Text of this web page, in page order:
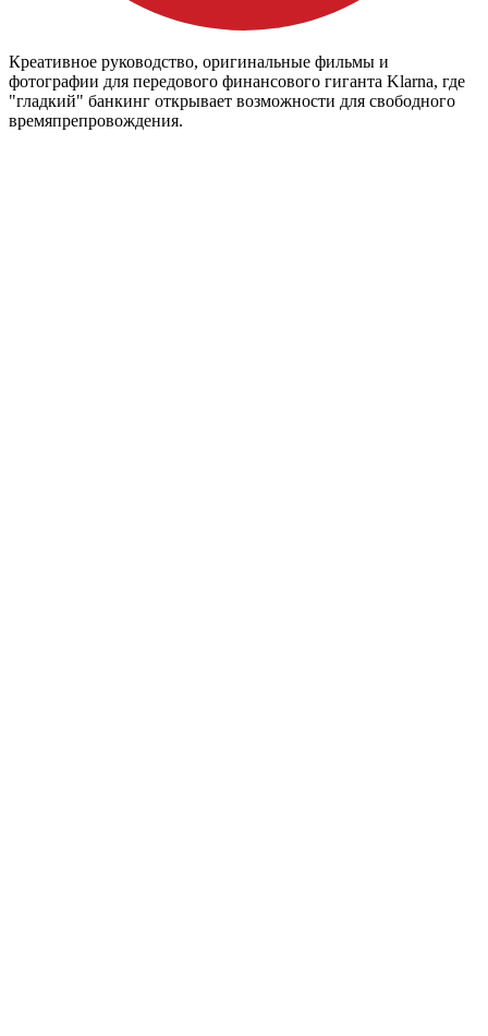
Креативное руководство, оригинальные фильмы и
фотографии для передового финансового гиганта Klarna, где
"гладкий" банкинг открывает возможности для свободного
времяпрепровождения.